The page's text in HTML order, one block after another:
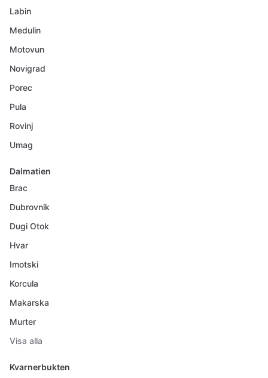
Labin
Medulin
Motovun
Novigrad
Porec
Pula
Rovinj
Umag
Dalmatien
Brac
Dubrovnik
Dugi Otok
Hvar
Imotski
Korcula
Makarska
Murter
Visa alla
Kvarnerbukten